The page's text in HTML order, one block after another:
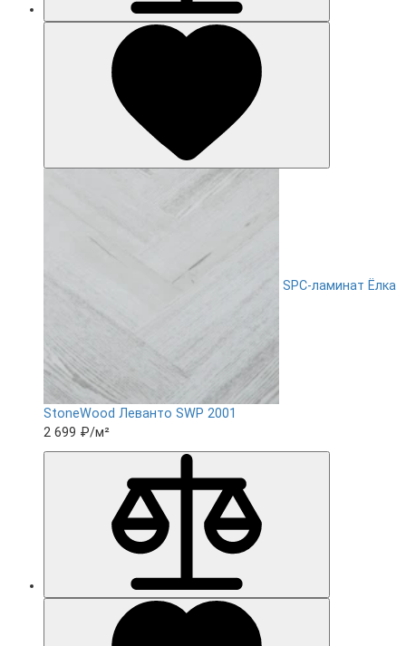
SPC-ламинат Ëлка
StoneWood Леванто SWP 2001
2 699 ₽/м²